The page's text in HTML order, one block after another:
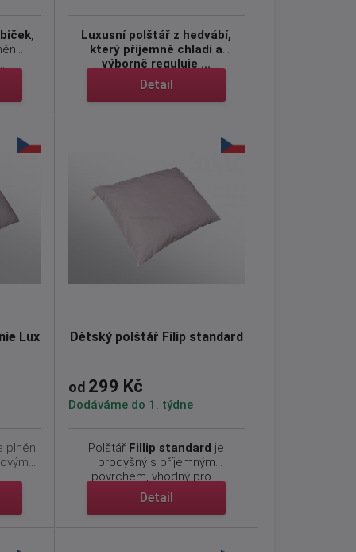
,
Luxusní polštář z hedvábí,
který příjemně chladí a
výborně reguluje ...
Detail
Lux
plněn
Dětský polštář Filip standard
od 299 Kč
Dodáváme do 1. týdne
Polštář Fillip standard je
prodyšný s příjemným
povrchem, vhodný pro ...
Detail